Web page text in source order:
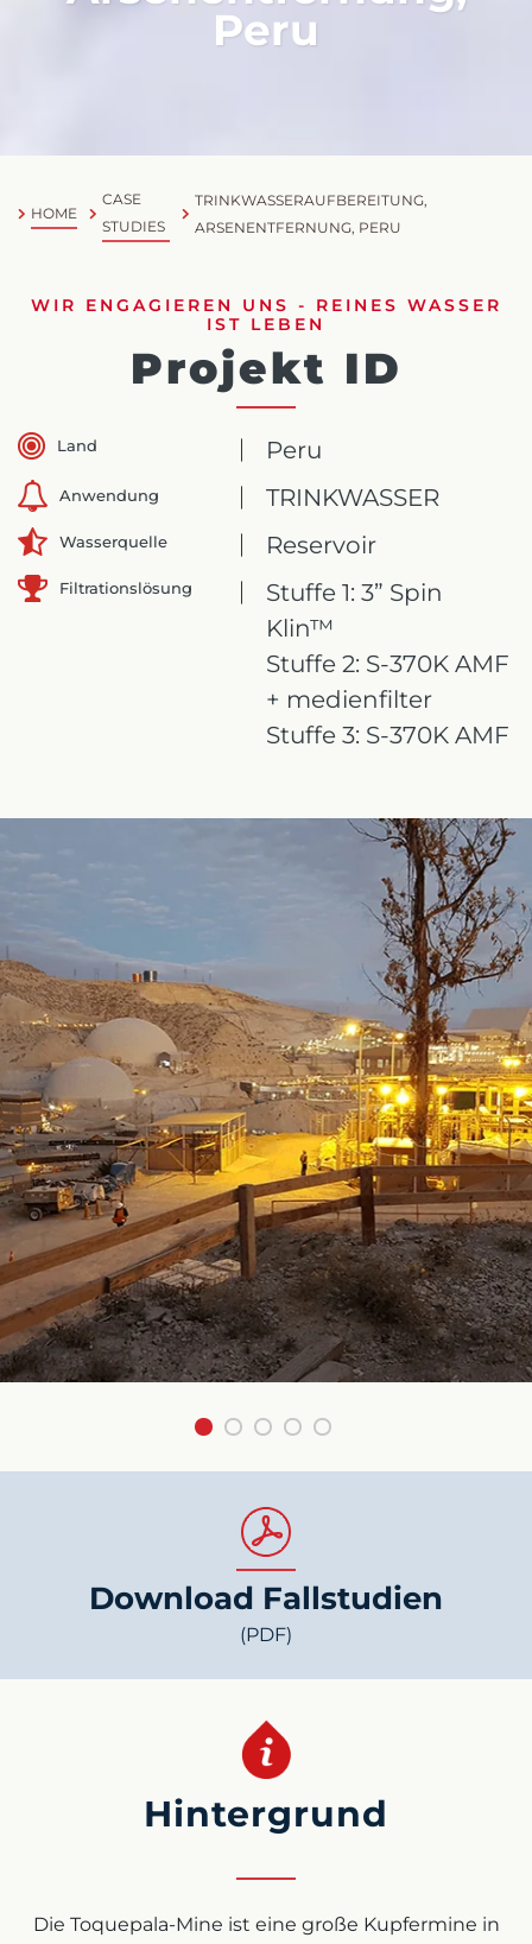
Peru
HOME
CASE
STUDIES
TRINKWASSERAUFBEREITUNG,
ARSENENTFERNUNG, PERU
WIR ENGAGIEREN UNS - REINES WASSER
IST LEBEN
Projekt ID
Land Peru
Anwendung TRINKWASSER
Wasserquelle Reservoir
Filtrationslösung
Stuffe 1: 3” Spin
Klin™
Stuffe 2: S-370K AMF
+ medienfilter
Stuffe 3: S-370K AMF
Download Fallstudien
(PDF)
Hintergrund
Die Toquepala-Mine ist eine große Kupfermine in